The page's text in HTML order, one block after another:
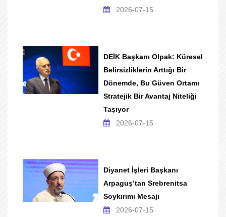
2026-07-15
DEİK Başkanı Olpak: Küresel
Belirsizliklerin Arttığı Bir
Dönemde, Bu Güven Ortamı
Stratejik Bir Avantaj Niteliği
Taşıyor
2026-07-15
Diyanet İşleri Başkanı
Arpaguş’tan Srebrenitsa
Soykırımı Mesajı
2026-07-15